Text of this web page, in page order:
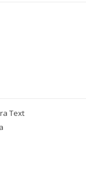
Text